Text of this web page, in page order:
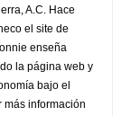
A.C. Hace
el site de
enseña
la página web y
bajo el
información